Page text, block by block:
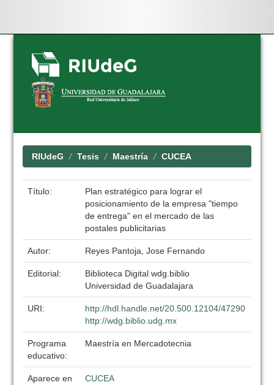
Skip
navigation
RIUdeG Tesis Maestría CUCEA
Título:
Plan estratégico para lograr el
posicionamiento de la empresa "tiempo
de entrega" en el mercado de las
postales publicitarias
Autor: Reyes Pantoja, Jose Fernando
Editorial:
Biblioteca Digital wdg.biblio
Universidad de Guadalajara
URI:
http://hdl.handle.net/20.500.12104/47290
http://wdg.biblio.udg.mx
Programa
educativo:
Maestría en Mercadotecnia
Aparece en
CUCEA